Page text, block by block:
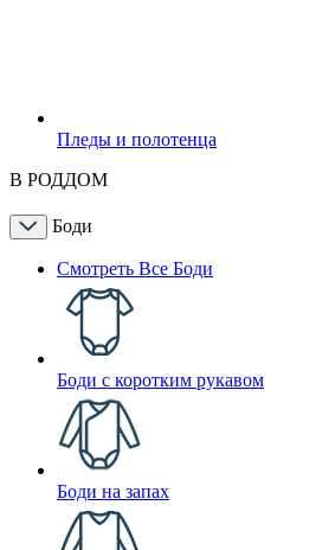
Пледы и полотенца
В РОДДОМ
Боди
Смотреть Все Боди
Боди с коротким рукавом
Боди на запах